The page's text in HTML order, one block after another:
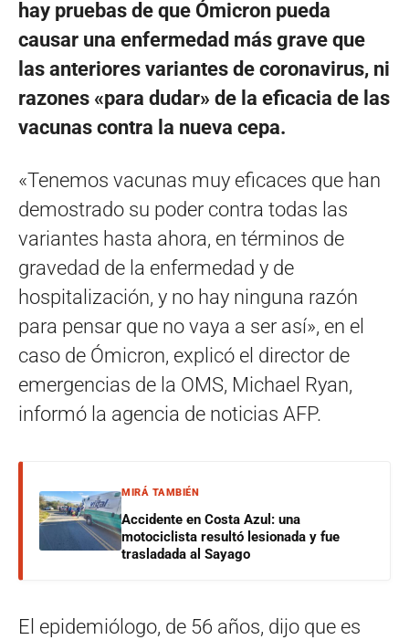
hay pruebas de que Ómicron pueda
causar una enfermedad más grave que
las anteriores variantes de coronavirus, ni
razones «para dudar» de la eficacia de las
vacunas contra la nueva cepa.
«Tenemos vacunas muy eficaces que han
demostrado su poder contra todas las
variantes hasta ahora, en términos de
gravedad de la enfermedad y de
hospitalización, y no hay ninguna razón
para pensar que no vaya a ser así», en el
caso de Ómicron, explicó el director de
emergencias de la OMS, Michael Ryan,
informó la agencia de noticias AFP.
MIRÁ TAMBIÉN
Accidente en Costa Azul: una
motociclista resultó lesionada y fue
trasladada al Sayago
El epidemiólogo, de 56 años, dijo que es